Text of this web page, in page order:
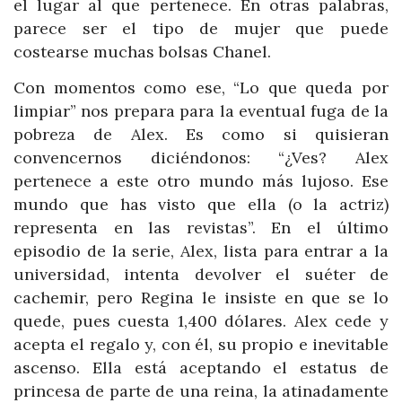
el lugar al que pertenece. En otras palabras,
parece ser el tipo de mujer que puede
costearse muchas bolsas Chanel.
Con momentos como ese, “Lo que queda por
limpiar” nos prepara para la eventual fuga de la
pobreza de Alex. Es como si quisieran
convencernos diciéndonos: “¿Ves? Alex
pertenece a este otro mundo más lujoso. Ese
mundo que has visto que ella (o la actriz)
representa en las revistas”. En el último
episodio de la serie, Alex, lista para entrar a la
universidad, intenta devolver el suéter de
cachemir, pero Regina le insiste en que se lo
quede, pues cuesta 1,400 dólares. Alex cede y
acepta el regalo y, con él, su propio e inevitable
ascenso. Ella está aceptando el estatus de
princesa de parte de una reina, la atinadamente